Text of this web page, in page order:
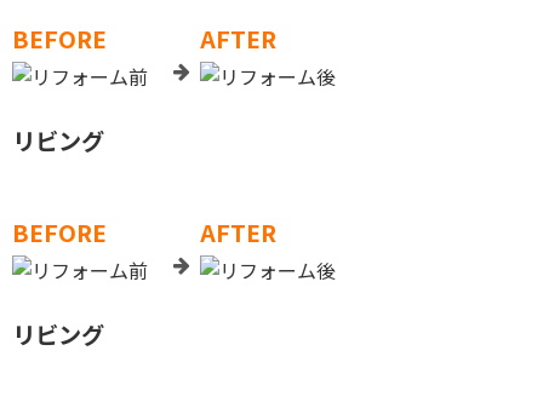
BEFORE AFTER
リビング
BEFORE AFTER
リビング